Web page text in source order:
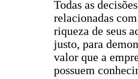
Todas as
relacionadas
riqueza de seus
justo, para
valor que a
possuem